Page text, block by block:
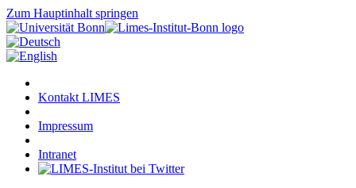
Zum Hauptinhalt springen
Kontakt LIMES
Impressum
Intranet